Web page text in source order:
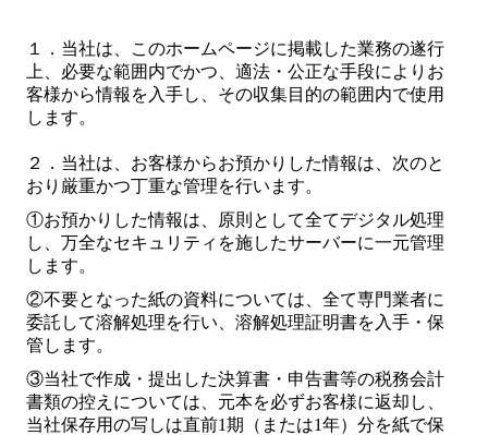
ﾌﾟﾗｲﾊﾞｼｰﾎﾟﾘｼｰ
お問合せﾒｰﾙ
１．当社は、このホームページに掲載した業務の遂行
上、必要な範囲内でかつ、適法・公正な手段によりお
客様から情報を入手し、その収集目的の範囲内で使用
します。
２．当社は、お客様からお預かりした情報は、次のと
おり厳重かつ丁重な管理を行います。
①お預かりした情報は、原則として全てデジタル処理
し、万全なセキュリティを施したサーバーに一元管理
します。
②不要となった紙の資料については、全て専門業者に
委託して溶解処理を行い、溶解処理証明書を入手・保
管します。
③当社で作成・提出した決算書・申告書等の税務会計
書類の控えについては、元本を必ずお客様に返却し、
当社保存用の写しは直前1期（または1年）分を紙で保